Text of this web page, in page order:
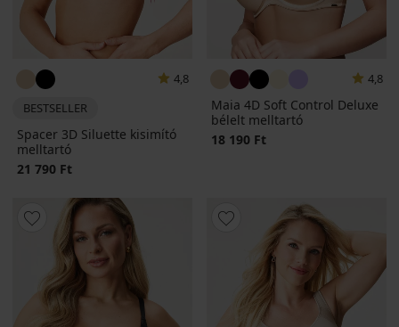
4,8
BESTSELLER
Spacer 3D Siluette kisimító
melltartó
21 790 Ft
4,8
Maia 4D Soft Control Deluxe
bélelt melltartó
18 190 Ft